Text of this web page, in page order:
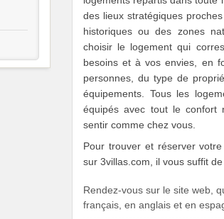
des lieux stratégiques
historiques ou des zones
choisir le logement qui
besoins et à vos envies, en
personnes, du type de
équipements. Tous les
équipés avec tout le confort
sentir comme chez vous.
Pour trouver et réserver
sur 3villas.com, il vous suffit
Rendez-vous sur le site web,
français, en anglais et en